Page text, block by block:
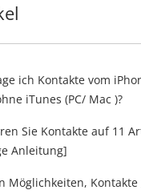
ich Kontakte vom
iTunes (PC/ Mac )?
Sie Kontakte auf 11
Anleitung]
Möglichkeiten,